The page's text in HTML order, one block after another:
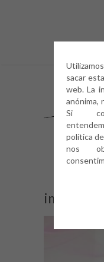
sacar
web. La
anónima,
Si
política
nos
image